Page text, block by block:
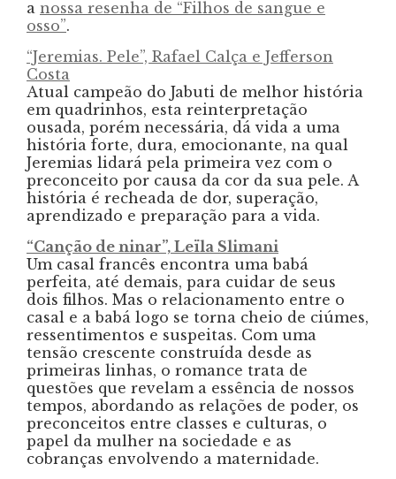
a nossa resenha de “Filhos de sangue e
osso”.
“Jeremias. Pele”, Rafael Calça e Jefferson
Costa
Atual campeão do Jabuti de melhor história
em quadrinhos, esta reinterpretação
ousada, porém necessária, dá vida a uma
história forte, dura, emocionante, na qual
Jeremias lidará pela primeira vez com o
preconceito por causa da cor da sua pele. A
história é recheada de dor, superação,
aprendizado e preparação para a vida.
“Canção de ninar”, Leïla Slimani
Um casal francês encontra uma babá
perfeita, até demais, para cuidar de seus
dois filhos. Mas o relacionamento entre o
casal e a babá logo se torna cheio de ciúmes,
ressentimentos e suspeitas. Com uma
tensão crescente construída desde as
primeiras linhas, o romance trata de
questões que revelam a essência de nossos
tempos, abordando as relações de poder, os
preconceitos entre classes e culturas, o
papel da mulher na sociedade e as
cobranças envolvendo a maternidade.